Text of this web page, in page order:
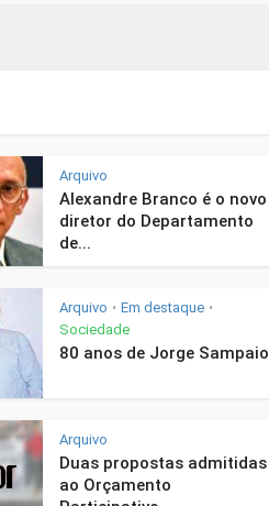
Arquivo
Alexandre Branco é o novo
diretor do Departamento
de...
Arquivo • Em destaque •
Sociedade
80 anos de Jorge Sampaio
Arquivo
Duas propostas admitidas
ao Orçamento